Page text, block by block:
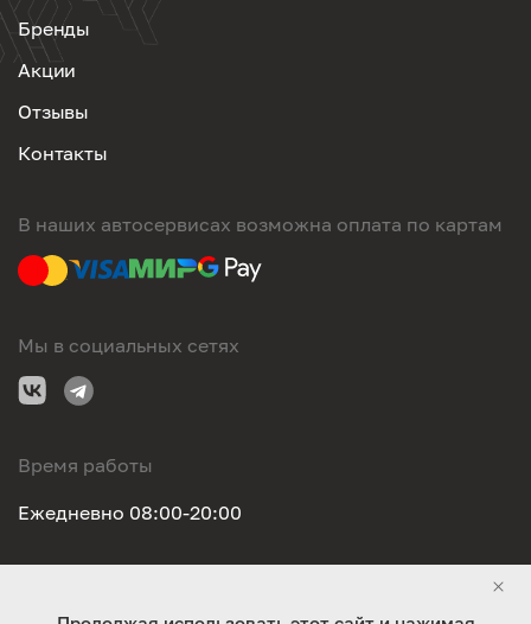
Бренды
Акции
Отзывы
Контакты
В наших автосервисах возможна оплата по картам
Мы в социальных сетях
Время работы
Ежедневно 08:00-20:00